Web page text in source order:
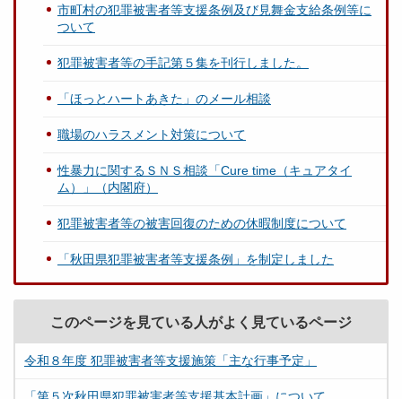
市町村の犯罪被害者等支援条例及び見舞金支給条例等に
ついて
犯罪被害者等の手記第５集を刊行しました。
「ほっとハートあきた」のメール相談
職場のハラスメント対策について
性暴力に関するＳＮＳ相談「Cure time（キュアタイ
ム）」（内閣府）
犯罪被害者等の被害回復のための休暇制度について
「秋田県犯罪被害者等支援条例」を制定しました
このページを見ている人がよく見ているページ
令和８年度 犯罪被害者等支援施策「主な行事予定」